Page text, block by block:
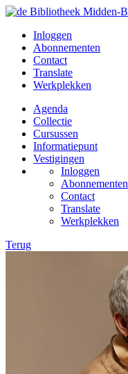
Inloggen
Abonnementen
Contact
Translate
Werkplekken
Agenda
Collectie
Cursussen
Informatiepunt
Vestigingen
Inloggen
Abonnementen
Contact
Translate
Werkplekken
Terug